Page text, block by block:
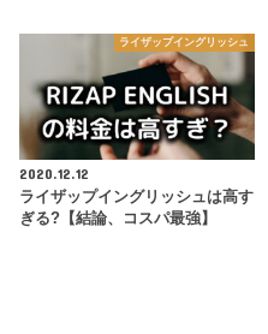
ライザップイングリッシュ
2020.12.12
ライザップイングリッシュは高す
ぎる?【結論、コスパ最強】